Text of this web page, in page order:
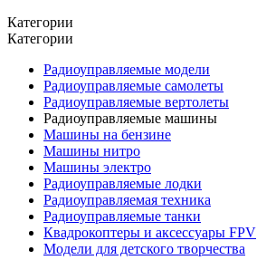
Категории
Категории
Радиоуправляемые модели
Радиоуправляемые самолеты
Радиоуправляемые вертолеты
Радиоуправляемые машины
Машины на бензине
Машины нитро
Машины электро
Радиоуправляемые лодки
Радиоуправляемая техника
Радиоуправляемые танки
Квадрокоптеры и аксессуары FPV
Модели для детского творчества